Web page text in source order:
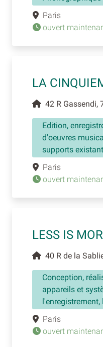
Paris
ouvert
LA
42 R Gassendi,
Edition,
d'oeuvres
supports
Paris
ouvert
LESS IS
40 R de la
Conception,
appareils et
Paris
ouvert